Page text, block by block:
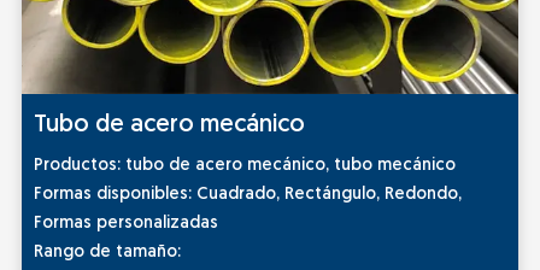
Tubo de acero mecánico
Productos: tubo de acero mecánico, tubo mecánico
Formas disponibles: Cuadrado, Rectángulo, Redondo,
Formas personalizadas
Rango de tamaño: